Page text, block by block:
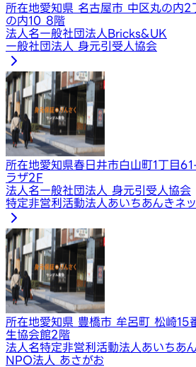
所在地愛知県 名古屋市 中区丸の内2
の内10 8階
法人名一般社団法人Bricks&UK
一般社団法人 身元引受人協会
所在地愛知県春日井市白山町1丁目
ラザ2F
法人名一般社団法人 身元引受人協会
特定非営利活動法人あいちあんきネ
所在地愛知県 豊橋市 牟呂町 松崎15
生協会館2階
法人名特定非営利活動法人あいちあ
NPO法人 あさがお